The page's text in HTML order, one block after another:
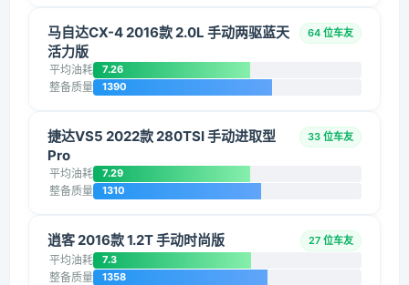
马自达CX-4 2016款 2.0L 手动两驱蓝天
活力版
64 位车友
平均油耗 7.26
整备质量 1390
捷达VS5 2022款 280TSI 手动进取型
Pro
33 位车友
平均油耗 7.29
整备质量 1310
逍客 2016款 1.2T 手动时尚版 27 位车友
平均油耗 7.3
整备质量 1358